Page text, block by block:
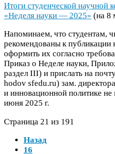
Итоги студенческой научной
«Неделя науки — 2025» (на 8
Напоминаем, что студентам,
рекомендованы к публикации
оформить их согласно
Приказ о Неделе науки,
раздел III) и прислать на
hodov sfedu​.ru) зам.
и инновационной политике не
июня 2025 г.
Страница 21 из 191
Назад
16